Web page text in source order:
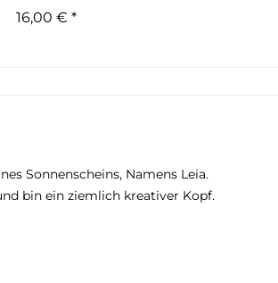
16,00 € *
Sonnenscheins, Namens Leia.
bin ein ziemlich kreativer Kopf.